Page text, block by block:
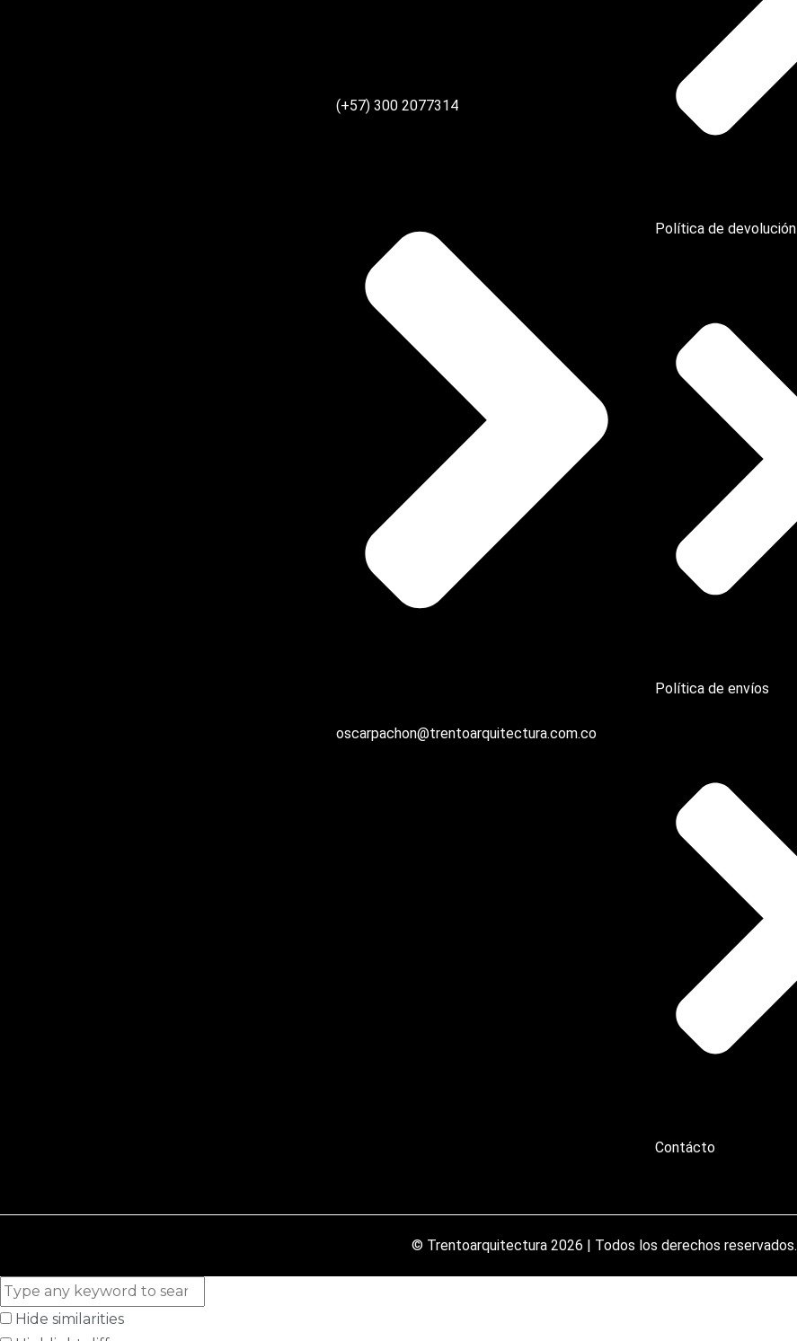
(+57) 300 2077314‬
oscarpachon@trentoarquitectura.com.co
Política de devolución
Política de envíos
Contácto
© Trentoarquitectura 2026 | Todos los derechos reservados.
Hide similarities